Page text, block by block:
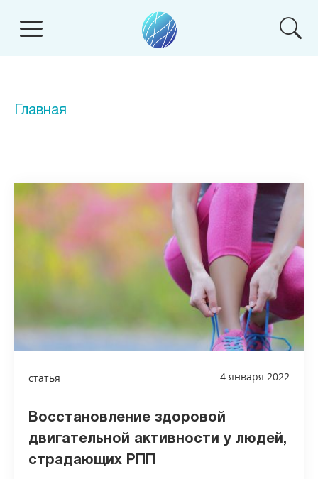
Главная
статья 4 января 2022
Восстановление здоровой
двигательной активности у людей,
страдающих РПП